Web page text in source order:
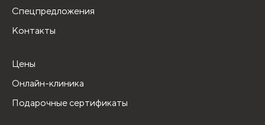
Спецпредложения
Контакты
Цены
Онлайн-клиника
Подарочные сертификаты